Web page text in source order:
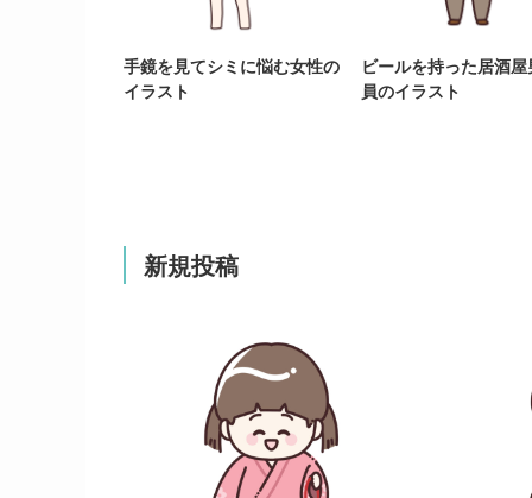
手鏡を見てシミに悩む女性の
イラスト
ビールを持った居酒
員のイラスト
新規投稿